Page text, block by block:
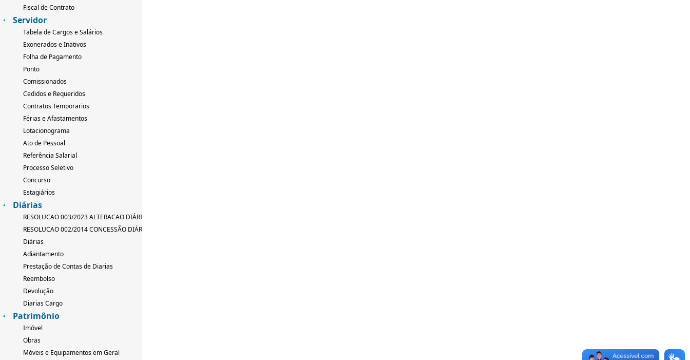
Fiscal de Contrato
Servidor
Tabela de Cargos e Salários
Exonerados e Inativos
Folha de Pagamento
Ponto
Comissionados
Cedidos e Requeridos
Contratos Temporarios
Férias e Afastamentos
Lotacionograma
Ato de Pessoal
Referência Salarial
Processo Seletivo
Concurso
Estagiários
Diárias
RESOLUCAO 003/2023 ALTERACAO DIÁRIAS
RESOLUCAO 002/2014 CONCESSÃO DIÁRIAS
Diárias
Adiantamento
Prestação de Contas de Diarias
Reembolso
Devolução
Diarias Cargo
Patrimônio
Imóvel
Obras
Móveis e Equipamentos em Geral